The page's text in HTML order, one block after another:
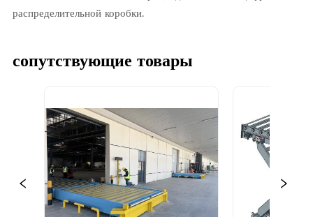
распределительной коробки.
сопутствующие товары